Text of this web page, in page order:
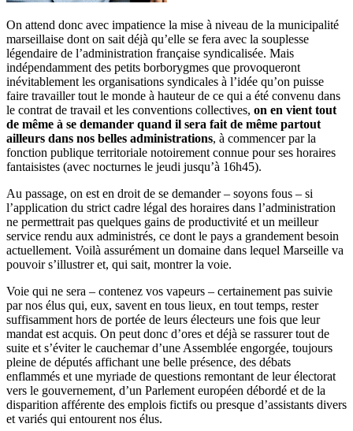
On attend donc avec impatience la mise à niveau de la municipalité
marseillaise dont on sait déjà qu’elle se fera avec la souplesse
légendaire de l’administration française syndicalisée. Mais
indépendamment des petits borborygmes que provoqueront
inévitablement les organisations syndicales à l’idée qu’on puisse
faire travailler tout le monde à hauteur de ce qui a été convenu dans
le contrat de travail et les conventions collectives, on en vient tout
de même à se demander quand il sera fait de même partout
ailleurs dans nos belles administrations, à commencer par la
fonction publique territoriale notoirement connue pour ses horaires
fantaisistes (avec nocturnes le jeudi jusqu’à 16h45).
Au passage, on est en droit de se demander – soyons fous – si
l’application du strict cadre légal des horaires dans l’administration
ne permettrait pas quelques gains de productivité et un meilleur
service rendu aux administrés, ce dont le pays a grandement besoin
actuellement. Voilà assurément un domaine dans lequel Marseille va
pouvoir s’illustrer et, qui sait, montrer la voie.
Voie qui ne sera – contenez vos vapeurs – certainement pas suivie
par nos élus qui, eux, savent en tous lieux, en tout temps, rester
suffisamment hors de portée de leurs électeurs une fois que leur
mandat est acquis. On peut donc d’ores et déjà se rassurer tout de
suite et s’éviter le cauchemar d’une Assemblée engorgée, toujours
pleine de députés affichant une belle présence, des débats
enflammés et une myriade de questions remontant de leur électorat
vers le gouvernement, d’un Parlement européen débordé et de la
disparition afférente des emplois fictifs ou presque d’assistants divers
et variés qui entourent nos élus.